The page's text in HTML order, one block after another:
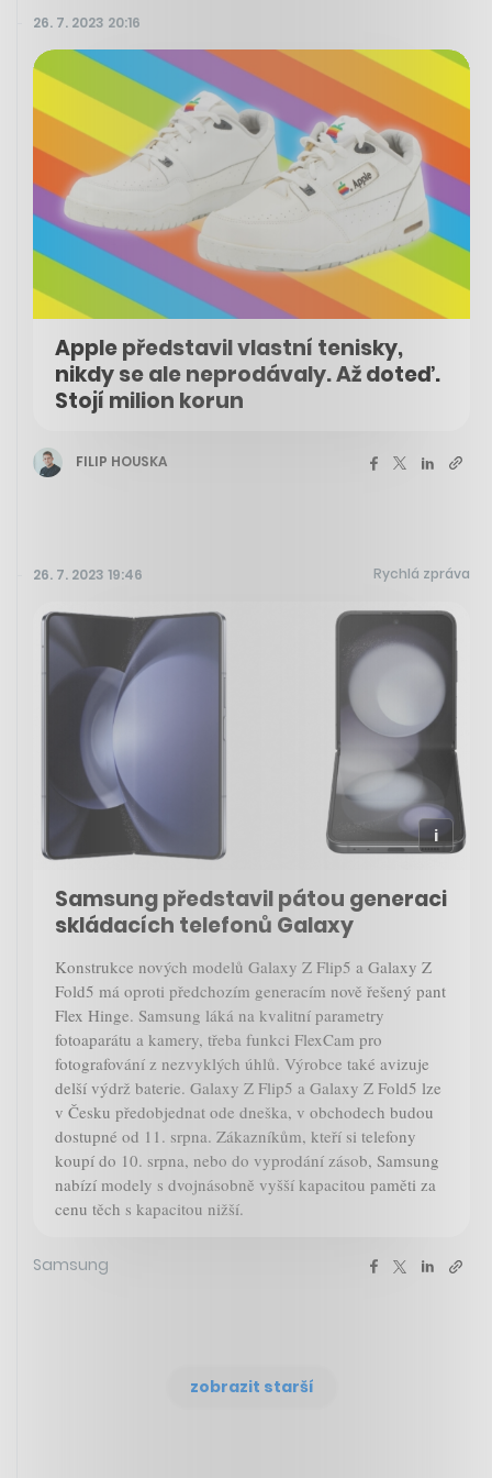
26. 7. 2023 20:16
Apple představil vlastní tenisky,
nikdy se ale neprodávaly. Až doteď.
Stojí milion korun
FILIP HOUSKA
26. 7. 2023 19:46 Rychlá zpráva
Samsung představil pátou generaci
skládacích telefonů Galaxy
Konstrukce nových modelů Galaxy Z Flip5 a Galaxy Z
Fold5 má oproti předchozím generacím nově řešený pant
Flex Hinge. Samsung láká na kvalitní parametry
fotoaparátu a kamery, třeba funkci FlexCam pro
fotografování z nezvyklých úhlů. Výrobce také avizuje
delší výdrž baterie. Galaxy Z Flip5 a Galaxy Z Fold5 lze
v Česku předobjednat ode dneška, v obchodech budou
dostupné od 11. srpna. Zákazníkům, kteří si telefony
koupí do 10. srpna, nebo do vyprodání zásob, Samsung
nabízí modely s dvojnásobně vyšší kapacitou paměti za
cenu těch s kapacitou nižší.
Samsung
zobrazit starší